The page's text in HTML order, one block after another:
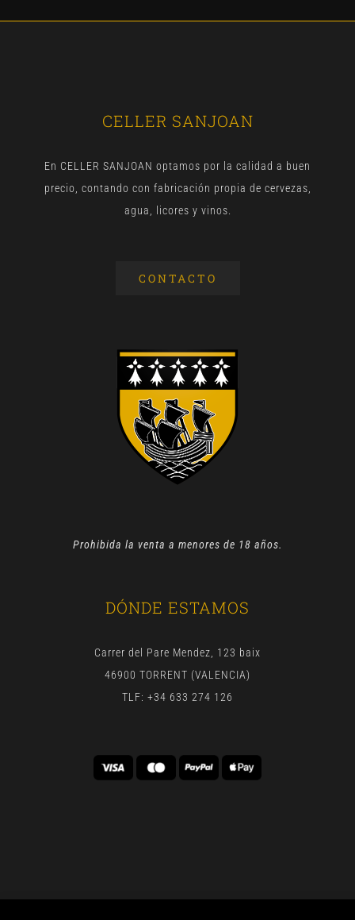
CELLER SANJOAN
En CELLER SANJOAN optamos por la calidad a buen
precio, contando con fabricación propia de cervezas,
agua, licores y vinos.
CONTACTO
Prohibida la venta a menores de 18 años.
DÓNDE ESTAMOS
Carrer del Pare Mendez, 123 baix
46900 TORRENT (VALENCIA)
TLF: +34 633 274 126